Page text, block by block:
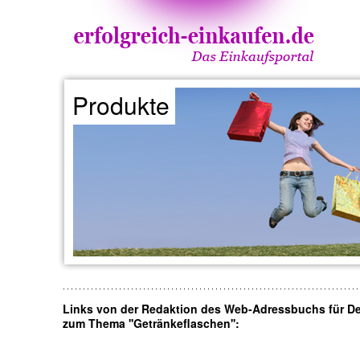
Produkte
Links von der Redaktion des Web-Adressbuchs für
zum Thema ''Getränkeflaschen'':